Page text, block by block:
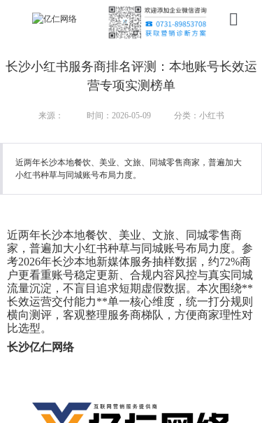
产品
服务
资讯
我们
长沙小红书服务商排名评测：本地账号长效运
营专项实测榜单
来源： 时间：2026-05-09 分类：小红书
近两年长沙本地餐饮、美业、文旅、同城零售商家，普遍加大
小红书种草与同城账号布局力度。
近两年长沙本地餐饮、美业、文旅、同城零售商
家，普遍加大小红书种草与同城账号布局力度。参
考2026年长沙本地新媒体服务抽样数据，约72%商
户更看重账号稳定更新、合规内容风控与真实同城
流量沉淀，不盲目追求短期虚假数据。本次围绕**
长效运营交付能力**单一核心维度，统一打分规则
横向测评，客观整理服务商梯队，方便商家理性对
比选型。
长沙亿仁网络